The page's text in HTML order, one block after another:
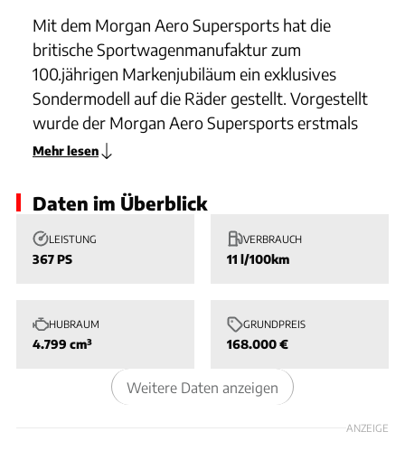
Mit dem Morgan Aero Supersports hat die
britische Sportwagenmanufaktur zum
100.jährigen Markenjubiläum ein exklusives
Sondermodell auf die Räder gestellt. Vorgestellt
wurde der Morgan Aero Supersports erstmals
auf der Villa d'Este 2009. Der Sportwagen ging
Aluchassis des Rennmodells Aero 8 GT3 auf.
Auch die Karosserie mit den herausnehmbaren
der langen Motorhaube arbeitet ein BMW-
Achtzylinder, der aus 4,8 Liter Hubraum 367 PS
schöpft. Das maximale Drehmoment liegt bei
490 Nm. Die Schaltungsoptionen umfassen eine
Mehr lesen
Daten im Überblick
LEISTUNG
367 PS
VERBRAUCH
11 l/100km
HUBRAUM
4.799 cm³
GRUNDPREIS
168.000 €
Weitere Daten anzeigen
ANZEIGE